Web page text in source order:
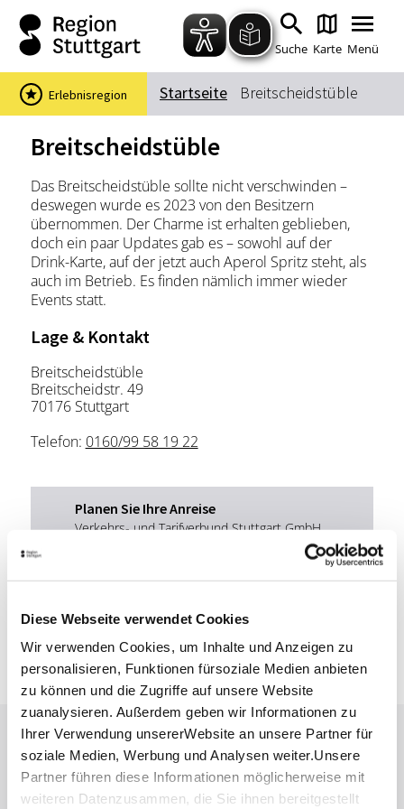
Diese Webseite verwendet Cookies
Wir verwenden Cookies, um Inhalte und Anzeigen zu
personalisieren, Funktionen fürsoziale Medien anbieten
zu können und die Zugriffe auf unsere Website
zuanalysieren. Außerdem geben wir Informationen zu
Ihrer Verwendung unsererWebsite an unsere Partner für
soziale Medien, Werbung und Analysen weiter.Unsere
Partner führen diese Informationen möglicherweise mit
weiteren Datenzusammen, die Sie ihnen bereitgestellt
Zum Hauptinhalt springen
Zur Suche springen
Zur Hauptnavigation
Zum Footer springen
Suche Karte Menü
Suchbegriff
Das könnte Sie interessieren
Stadtführungen
Events & Tickets
Ausflugsziele
Erlebnisse
Wein
Radfahren
Startseite Breitscheidstüble
Erlebnisregion
Breitscheidstüble
Das Breitscheidstüble sollte nicht verschwinden –
deswegen wurde es 2023 von den Besitzern
übernommen. Der Charme ist erhalten geblieben,
doch ein paar Updates gab es – sowohl auf der
Drink-Karte, auf der jetzt auch Aperol Spritz steht, als
auch im Betrieb. Es finden nämlich immer wieder
Events statt.
Lage & Kontakt
Breitscheidstüble
Breitscheidstr. 49
70176 Stuttgart
Telefon: 0160/99 58 19 22
Planen Sie Ihre Anreise
Verkehrs- und Tarifverbund Stuttgart GmbH
Deutsche Bahn AG
Google Maps
Google Maps Route
Lassen Sie sich inspirieren!
Mit unserem Newsletter bleiben Sie zu Events,